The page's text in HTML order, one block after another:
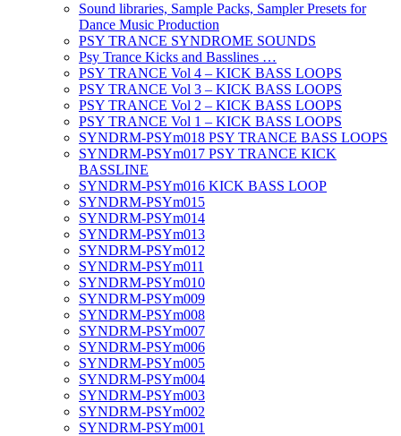
Sound libraries, Sample Packs, Sampler Presets for
Dance Music Production
PSY TRANCE SYNDROME SOUNDS
Psy Trance Kicks and Basslines …
PSY TRANCE Vol 4 – KICK BASS LOOPS
PSY TRANCE Vol 3 – KICK BASS LOOPS
PSY TRANCE Vol 2 – KICK BASS LOOPS
PSY TRANCE Vol 1 – KICK BASS LOOPS
SYNDRM-PSYm018 PSY TRANCE BASS LOOPS
SYNDRM-PSYm017 PSY TRANCE KICK
BASSLINE
SYNDRM-PSYm016 KICK BASS LOOP
SYNDRM-PSYm015
SYNDRM-PSYm014
SYNDRM-PSYm013
SYNDRM-PSYm012
SYNDRM-PSYm011
SYNDRM-PSYm010
SYNDRM-PSYm009
SYNDRM-PSYm008
SYNDRM-PSYm007
SYNDRM-PSYm006
SYNDRM-PSYm005
SYNDRM-PSYm004
SYNDRM-PSYm003
SYNDRM-PSYm002
SYNDRM-PSYm001